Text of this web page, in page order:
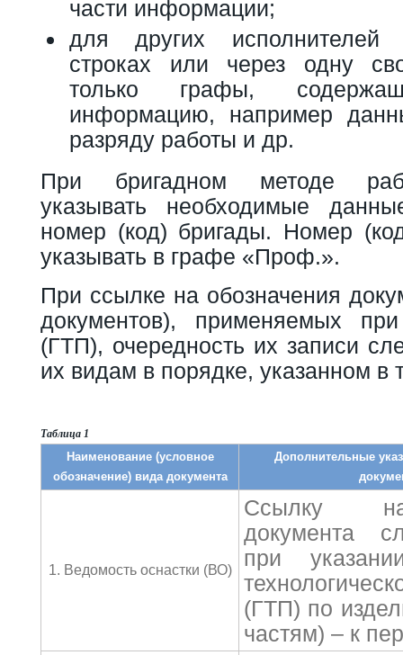
части информации;
для других
строках или через одну
только графы,
информацию, например
разряду работы и др.
При бригадном методе
указывать необходимые
номер (код) бригады. Номер
указывать в графе «Проф.».
При ссылке на обозначения
документов), применяемых
(ГТП), очередность их записи
их видам в порядке, указанном в
Таблица 1
Наименование (условное
обозначение) вида документа
Дополнительные
1. Ведомость оснастки (ВО)
Ссылку
документа
при
(ГТП) по
частям) – к